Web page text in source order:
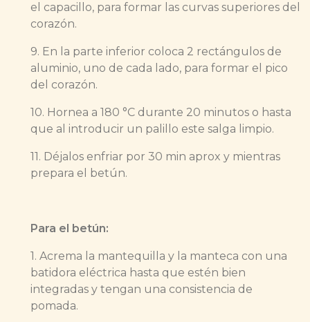
el capacillo, para formar las curvas superiores del
corazón.
9. En la parte inferior coloca 2 rectángulos de
aluminio, uno de cada lado, para formar el pico
del corazón.
10. Hornea a 180 °C durante 20 minutos o hasta
que al introducir un palillo este salga limpio.
11. Déjalos enfriar por 30 min aprox y mientras
prepara el betún.
Para el betún:
1. Acrema la mantequilla y la manteca con una
batidora eléctrica hasta que estén bien
integradas y tengan una consistencia de
pomada.